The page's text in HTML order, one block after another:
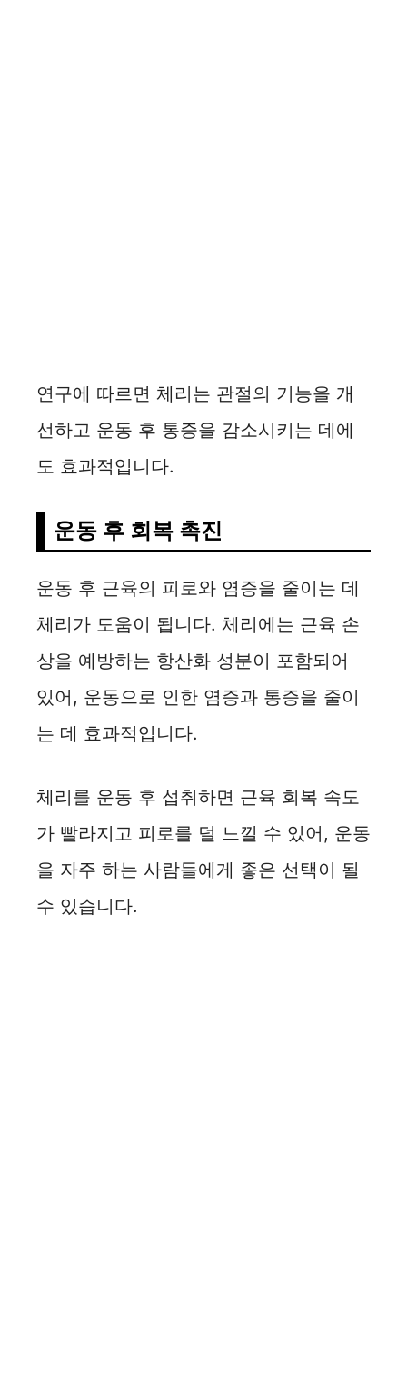
연구에 따르면 체리는 관절의 기능을 개
선하고 운동 후 통증을 감소시키는 데에
도 효과적입니다.
운동 후 회복 촉진
운동 후 근육의 피로와 염증을 줄이는 데
체리가 도움이 됩니다. 체리에는 근육 손
상을 예방하는 항산화 성분이 포함되어
있어, 운동으로 인한 염증과 통증을 줄이
는 데 효과적입니다.
체리를 운동 후 섭취하면 근육 회복 속도
가 빨라지고 피로를 덜 느낄 수 있어, 운동
을 자주 하는 사람들에게 좋은 선택이 될
수 있습니다.